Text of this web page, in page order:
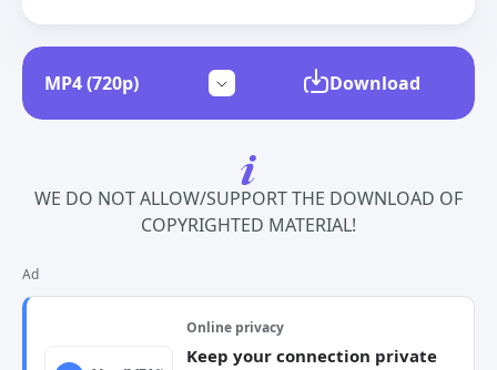
Download
WE DO NOT ALLOW/SUPPORT THE DOWNLOAD OF
COPYRIGHTED MATERIAL!
Ad
Online privacy
Keep your connection private